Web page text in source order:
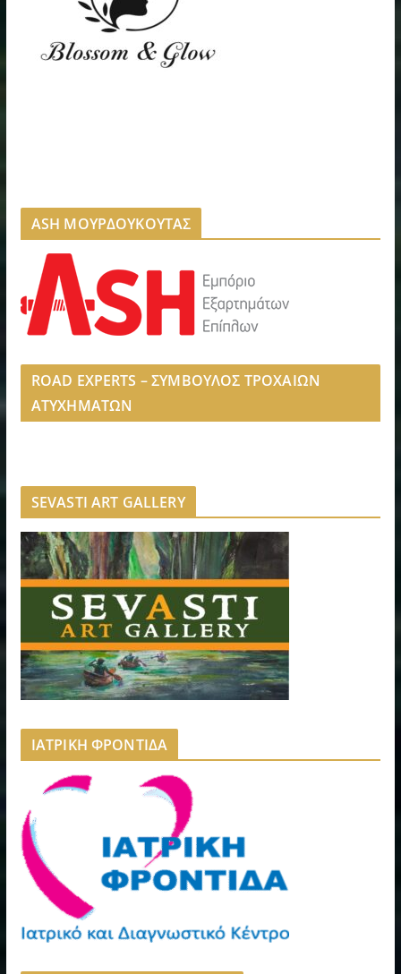
ASH ΜΟΥΡΔΟΥΚΟΥΤΑΣ
ROAD EXPERTS – ΣΥΜΒΟΥΛΟΣ ΤΡΟΧΑΙΩΝ
ΑΤΥΧΗΜΑΤΩΝ
SEVASTI ART GALLERY
ΙΑΤΡΙΚΗ ΦΡΟΝΤΙΔΑ